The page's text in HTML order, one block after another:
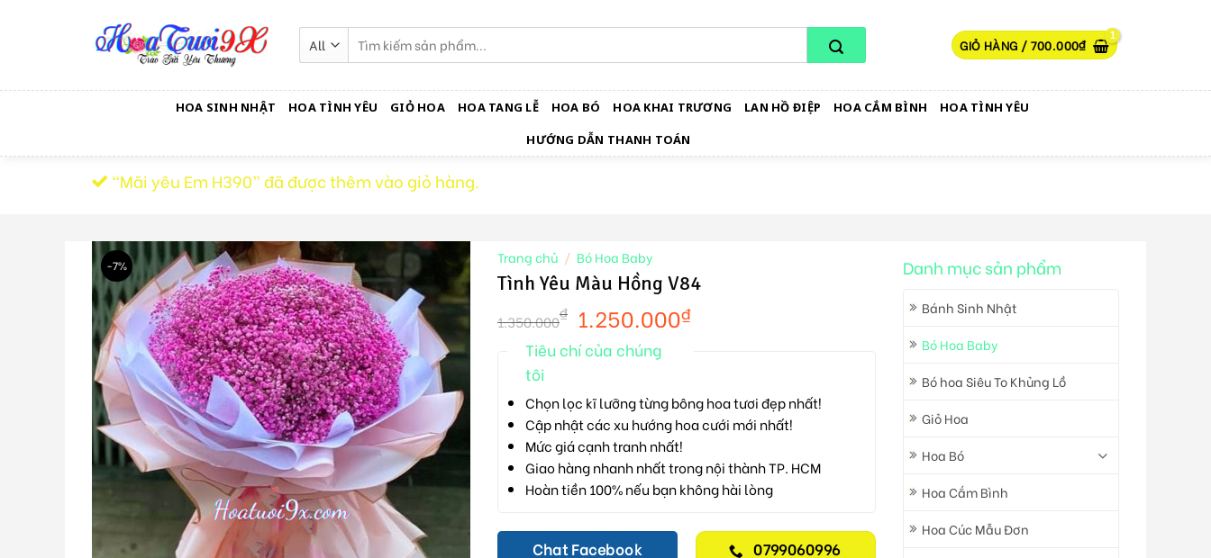
kiếm:
GIỎ HÀNG / 700.000₫
HOA SINH NHẬT HOA TÌNH YÊU GIỎ HOA HOA TANG LỄ HOA BÓ HOA KHAI TRƯƠNG LAN HỒ ĐIỆP HOA CẮM BÌNH
HOA TÌNH YÊU
HƯỚNG DẪN THANH TOÁN
“Mãi yêu Em H390” đã được thêm vào giỏ hàng.
Danh mục sản phẩm
Bánh Sinh Nhật
Bó Hoa Baby
Bó hoa Siêu To Khủng Lồ
Giỏ Hoa
Hoa Bó
Hoa Cắm Bình
Hoa Cúc Mẫu Đơn
-7% Trang chủ / Bó Hoa Baby
Tình Yêu Màu Hồng V84
1.350.000₫ 1.250.000₫
Tiêu chí của chúng
tôi
Chọn lọc kĩ lưỡng từng bông hoa tươi đẹp nhất!
Cập nhật các xu hướng hoa cưới mới nhất!
Mức giá cạnh tranh nhất!
Giao hàng nhanh nhất trong nội thành TP. HCM
Hoàn tiền 100% nếu bạn không hài lòng
Chat Facebook 0799060996